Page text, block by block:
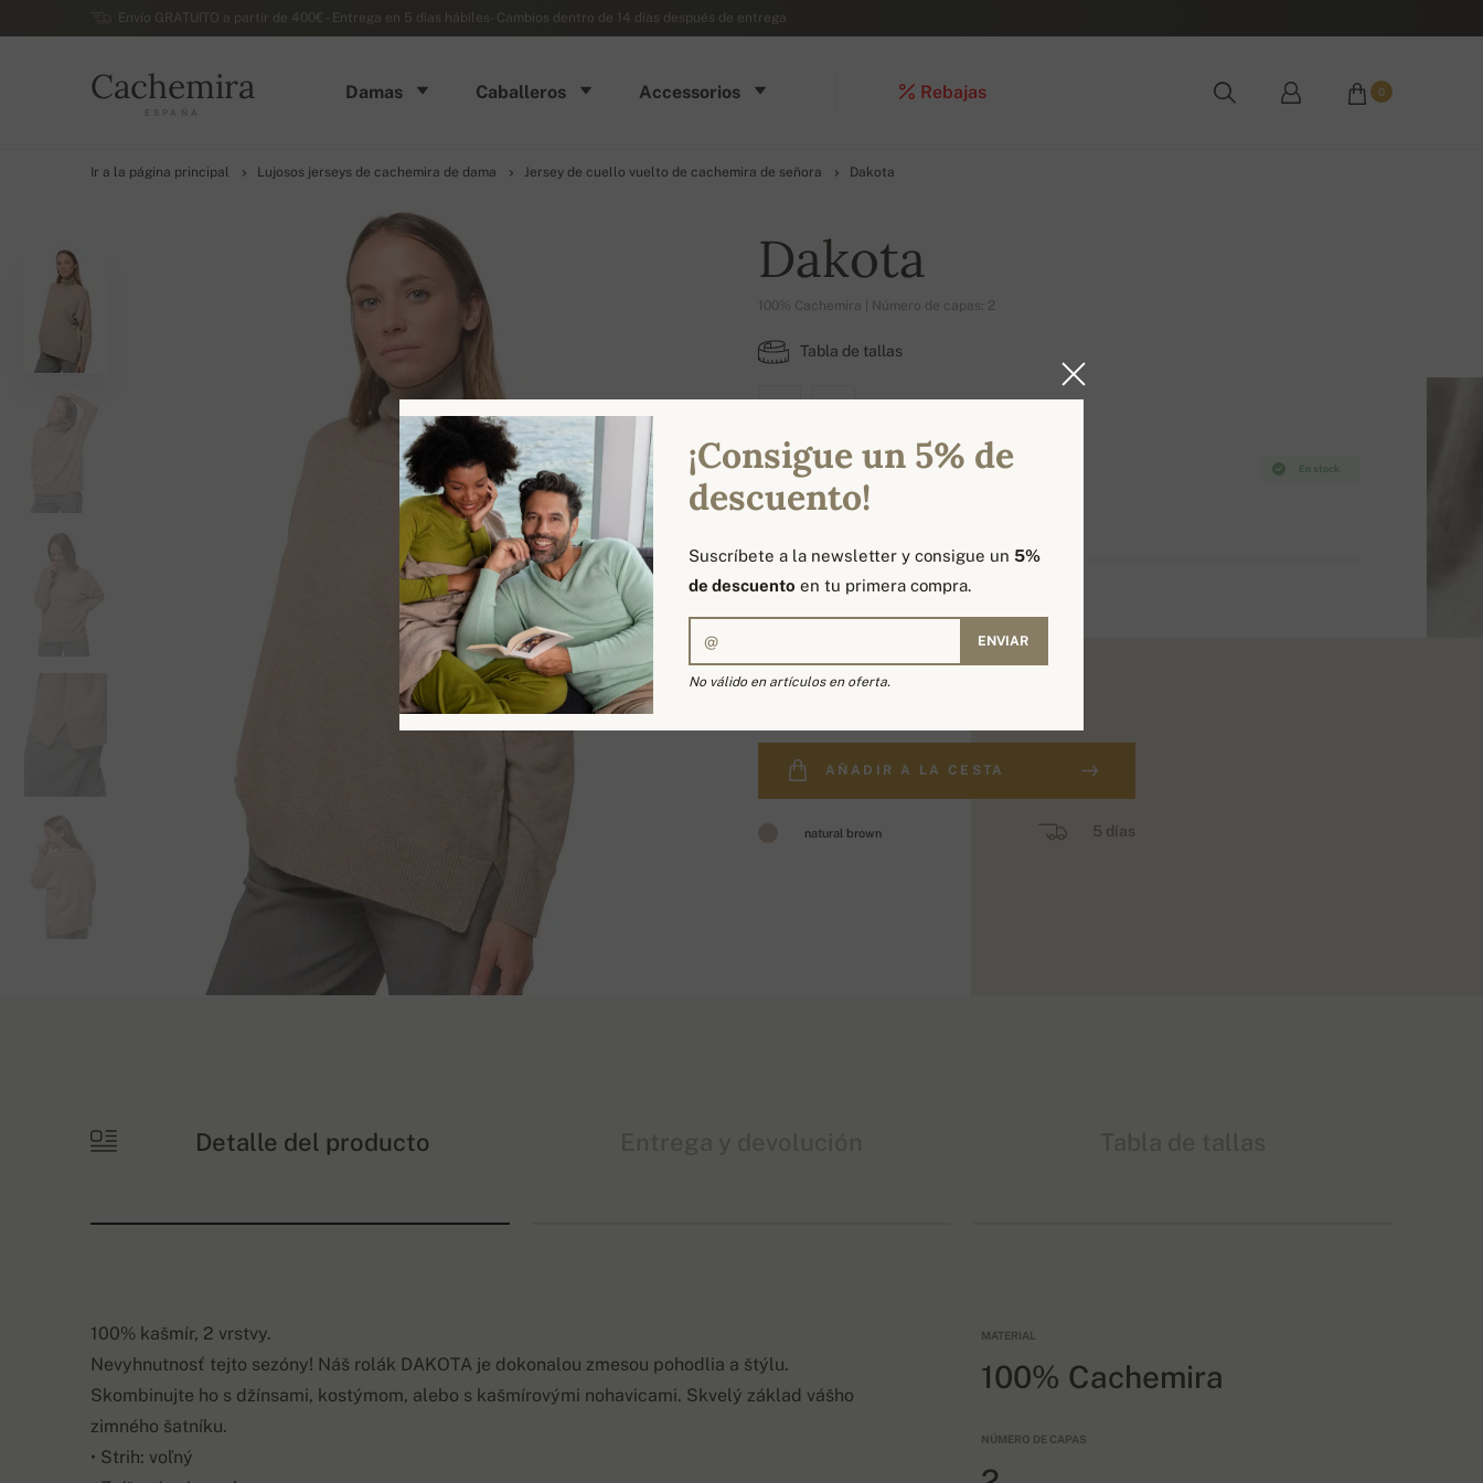
Envío GRATUITO a partir de 400€ - Entrega en 5 días hábiles- Cambios dentro de 14 días después de entrega
Cachemira
ESPAÑA
Damas Caballeros Accessorios Rebajas 0
Ir a la página principal Lujosos jerseys de cachemira de dama Jersey de cuello vuelto de cachemira de señora Dakota
Dakota
100% Cachemira | Número de capas: 2
Tabla de tallas
En stock
COLORES DISPONIBLES
315,00 €
AÑADIR A LA CESTA
natural brown 5 días
Detalle del producto
100% kašmír, 2 vrstvy.
Nevyhnutnosť tejto sezóny! Náš rolák DAKOTA je dokonalou zmesou pohodlia a štýlu.
Skombinujte ho s džínsami, kostýmom, alebo s kašmírovými nohavicami. Skvelý základ vášho
zimného šatníku.
• Strih: voľný
MATERIAL
100% Cachemira
NÚMERO DE CAPAS
¡Consigue un 5% de
descuento!
Suscríbete a la newsletter y consigue un 5%
de descuento en tu primera compra.
ENVIAR
No válido en artículos en oferta.